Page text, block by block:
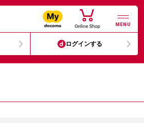
MENU
ログインする